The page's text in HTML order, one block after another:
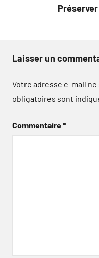
Laisser un
Votre adresse e-mail ne
obligatoires sont
Commentaire*